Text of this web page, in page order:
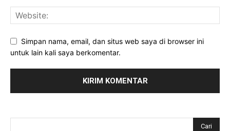
Simpan nama, email, dan situs web saya di browser ini
untuk lain kali saya berkomentar.